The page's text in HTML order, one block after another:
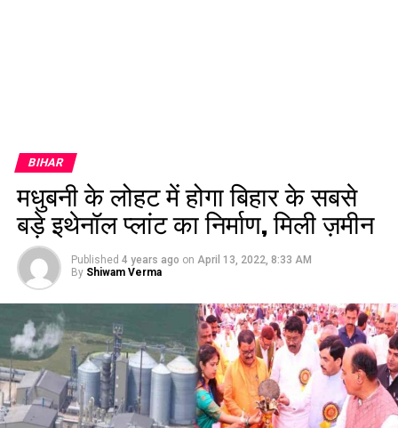
BIHAR
मधुबनी के लोहट में होगा बिहार के सबसे
बड़े इथेनॉल प्लांट का निर्माण, मिली ज़मीन
Published 4 years ago on April 13, 2022, 8:33 AM
By Shiwam Verma